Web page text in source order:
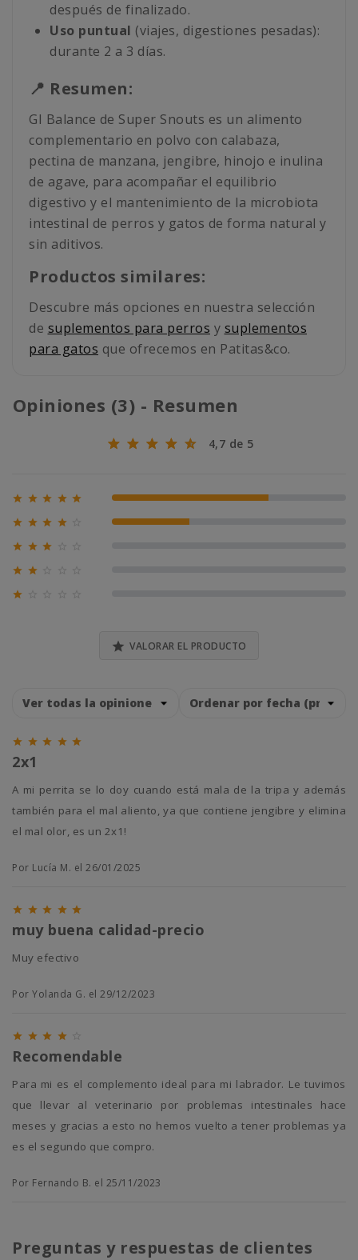
después de finalizado.
Uso puntual (viajes, digestiones pesadas):
durante 2 a 3 días.
📍 Resumen:
GI Balance de Super Snouts es un alimento
complementario en polvo con calabaza,
pectina de manzana, jengibre, hinojo e inulina
de agave, para acompañar el equilibrio
digestivo y el mantenimiento de la microbiota
intestinal de perros y gatos de forma natural y
sin aditivos.
Productos similares:
Descubre más opciones en nuestra selección
de suplementos para perros y suplementos
para gatos que ofrecemos en Patitas&co.
Opiniones (3) - Resumen
4,7 de 5
     67% (2)
    33% (1)
  
 

 VALORAR EL PRODUCTO
    
2x1
A mi perrita se lo doy cuando está mala de la tripa y además
también para el mal aliento, ya que contiene jengibre y elimina
el mal olor, es un 2x1!
Por Lucía M. el 26/01/2025
    
muy buena calidad-precio
Muy efectivo
Por Yolanda G. el 29/12/2023
   
Recomendable
Para mi es el complemento ideal para mi labrador. Le tuvimos
que llevar al veterinario por problemas intestinales hace
meses y gracias a esto no hemos vuelto a tener problemas ya
es el segundo que compro.
Por Fernando B. el 25/11/2023
Preguntas y respuestas de clientes